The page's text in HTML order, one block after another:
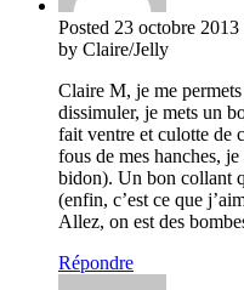
Posted 23 octobre 2013
by Claire/Jelly
Claire M, je me
dissimuler, je mets un
fait ventre et culotte de
fous de mes hanches,
bidon). Un bon collant
(enfin, c’est ce que
Allez, on est des
Répondre